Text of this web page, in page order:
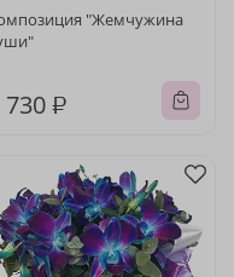
"Жемчужина
730 ₽